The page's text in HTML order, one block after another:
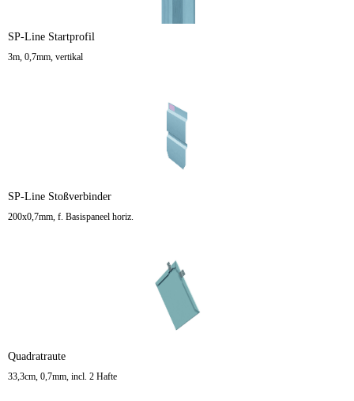
SP-Line Startprofil
3m, 0,7mm, vertikal
SP-Line Stoßverbinder
200x0,7mm, f. Basispaneel horiz.
Quadratraute
33,3cm, 0,7mm, incl. 2 Hafte